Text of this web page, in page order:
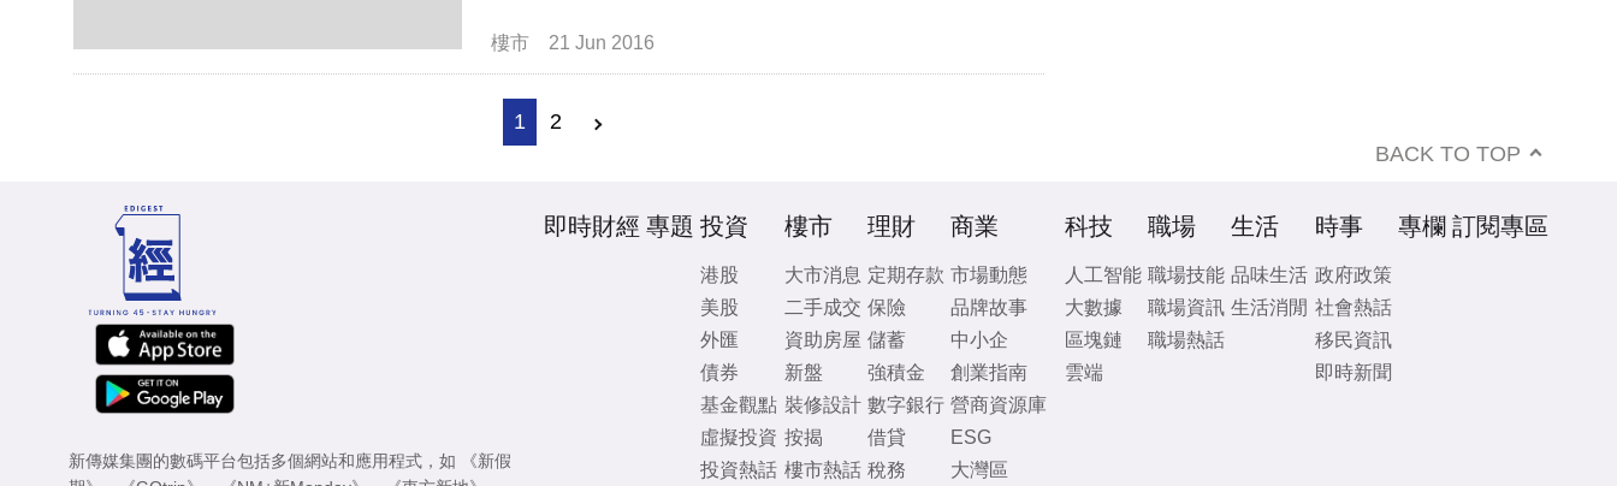
樓市 21 Jun 2016
1 2
BACK TO TOP
新傳媒集團的數碼平台包括多個網站和應用程式，如
《新假
即時財經 專題 投資
港股
美股
外匯
債券
基金觀點
虛擬投資
投資熱話
樓市
大市消息
二手成交
資助房屋
新盤
裝修設計
按揭
樓市熱話
理財
定期存款
保險
儲蓄
強積金
數字銀行
借貸
稅務
商業
市場動態
品牌故事
中小企
創業指南
營商資源庫
ESG
大灣區
科技
人工智能
大數據
區塊鏈
雲端
職場
職場技能
職場資訊
職場熱話
生活
品味生活
生活消閒
時事
政府政策
社會熱話
移民資訊
即時新聞
專欄 訂閱專區